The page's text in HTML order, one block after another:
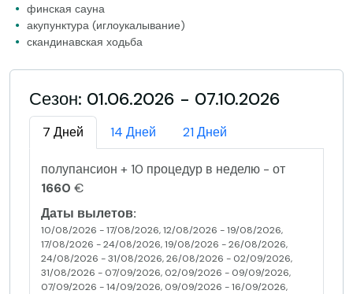
финская сауна
акупунктура (иглоукалывание)
скандинавская ходьба
Сезон: 01.06.2026 - 07.10.2026
7 Дней 14 Дней 21 Дней
полупансион + 10 процедур в неделю - от
1660 €
Даты вылетов:
10/08/2026 - 17/08/2026, 12/08/2026 - 19/08/2026,
17/08/2026 - 24/08/2026, 19/08/2026 - 26/08/2026,
24/08/2026 - 31/08/2026, 26/08/2026 - 02/09/2026,
31/08/2026 - 07/09/2026, 02/09/2026 - 09/09/2026,
07/09/2026 - 14/09/2026, 09/09/2026 - 16/09/2026,